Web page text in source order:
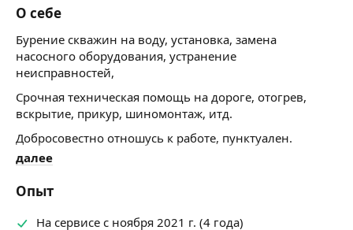
О себе
Бурение скважин на воду, установка, замена
насосного оборудования, устранение
неисправностей,
Срочная техническая помощь на дороге, отогрев,
вскрытие, прикур, шиномонтаж, итд.
Добросовестно отношусь к работе, пунктуален.
далее
Опыт
На сервисе с ноября 2021 г. (4 года)